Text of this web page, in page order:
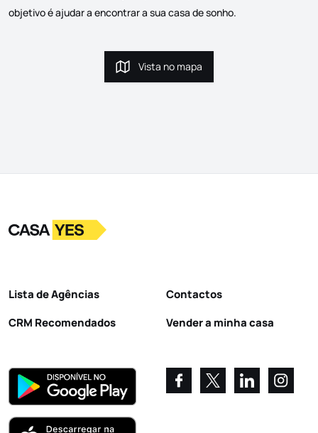
objetivo é ajudar a encontrar a sua casa de sonho.
Vista no mapa
Vista no mapa
LogoIr para a homepage
Lista de Agências
CRM Recomendados
Contactos
Vender a minha casa